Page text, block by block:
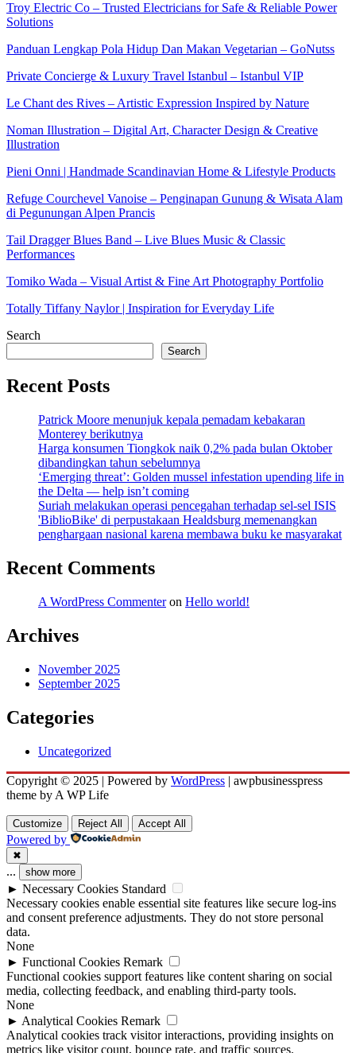
Troy Electric Co – Trusted Electricians for Safe & Reliable Power
Solutions
Panduan Lengkap Pola Hidup Dan Makan Vegetarian – GoNutss
Private Concierge & Luxury Travel Istanbul – Istanbul VIP
Le Chant des Rives – Artistic Expression Inspired by Nature
Noman Illustration – Digital Art, Character Design & Creative
Illustration
Pieni Onni | Handmade Scandinavian Home & Lifestyle Products
Refuge Courchevel Vanoise – Penginapan Gunung & Wisata Alam
di Pegunungan Alpen Prancis
Tail Dragger Blues Band – Live Blues Music & Classic
Performances
Tomiko Wada – Visual Artist & Fine Art Photography Portfolio
Totally Tiffany Naylor | Inspiration for Everyday Life
Search
Search
Recent Posts
Patrick Moore menunjuk kepala pemadam kebakaran
Monterey berikutnya
Harga konsumen Tiongkok naik 0,2% pada bulan Oktober
dibandingkan tahun sebelumnya
‘Emerging threat’: Golden mussel infestation upending life in
the Delta — help isn’t coming
Suriah melakukan operasi pencegahan terhadap sel-sel ISIS
'BiblioBike' di perpustakaan Healdsburg memenangkan
penghargaan nasional karena membawa buku ke masyarakat
Recent Comments
A WordPress Commenteron Hello world!
Archives
November 2025
September 2025
Categories
Uncategorized
Copyright © 2025 | Powered by WordPress | awpbusinesspress
theme by A WP Life
Customize Reject All Accept All
Powered by
✖
... show more
► Necessary Cookies Standard
Necessary cookies enable essential site features like secure log-ins
and consent preference adjustments. They do not store personal
data.
None
► Functional Cookies Remark
Functional cookies support features like content sharing on social
media, collecting feedback, and enabling third-party tools.
None
► Analytical Cookies Remark
Analytical cookies track visitor interactions, providing insights on
metrics like visitor count, bounce rate, and traffic sources.